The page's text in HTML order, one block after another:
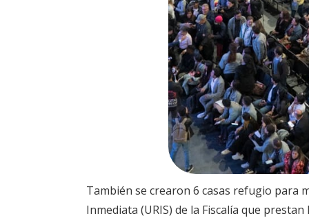
También se crearon 6 casas refugio para
Inmediata (URIS) de la Fiscalía que